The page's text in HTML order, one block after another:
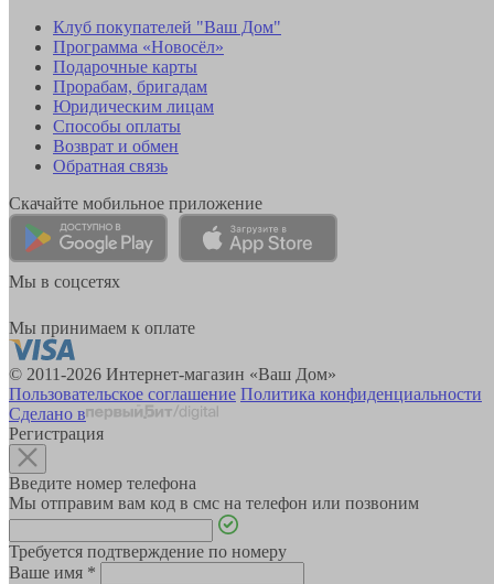
Клуб покупателей "Ваш Дом"
Программа «Новосёл»
Подарочные карты
Прорабам, бригадам
Юридическим лицам
Способы оплаты
Возврат и обмен
Обратная связь
Скачайте мобильное приложение
Мы в соцсетях
Мы принимаем к оплате
© 2011-2026 Интернет-магазин «Ваш Дом»
Пользовательское соглашение Политика конфиденциальности
Сделано в
Регистрация
Введите номер телефона
Мы отправим вам код в смс на телефон или позвоним
Требуется подтверждение по номеру
Ваше имя *